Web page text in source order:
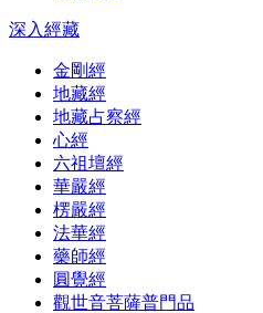
深入經藏
金剛經
地藏經
地藏占察經
心經
六祖壇經
華嚴經
楞嚴經
法華經
藥師經
圓覺經
觀世音菩薩普門品